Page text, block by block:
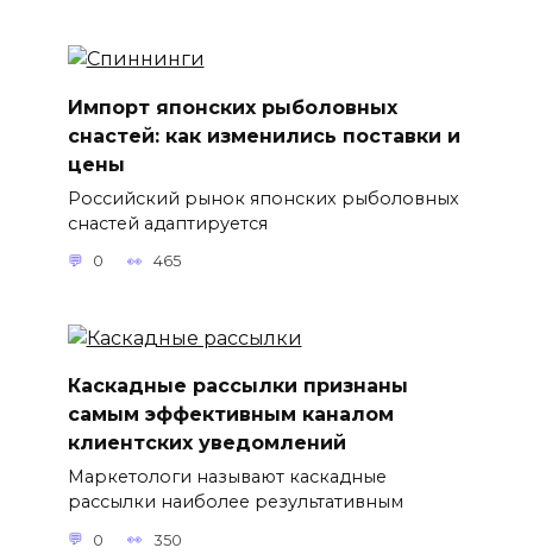
Импорт японских рыболовных
снастей: как изменились поставки и
цены
Российский рынок японских рыболовных
снастей адаптируется
0 465
Каскадные рассылки признаны
самым эффективным каналом
клиентских уведомлений
Маркетологи называют каскадные
рассылки наиболее результативным
0 350